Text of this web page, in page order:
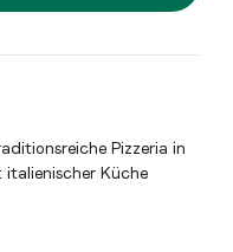
Pizzeria in
italienischer Küche